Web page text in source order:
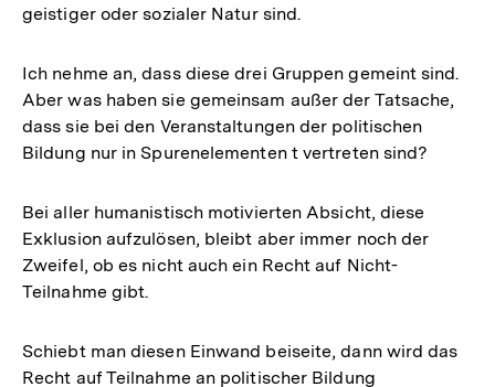
geistiger oder sozialer Natur sind.
Ich nehme an, dass diese drei Gruppen gemeint sind.
Aber was haben sie gemeinsam außer der Tatsache,
dass sie bei den Veranstaltungen der politischen
Bildung nur in Spurenelementen t vertreten sind?
Bei aller humanistisch motivierten Absicht, diese
Exklusion aufzulösen, bleibt aber immer noch der
Zweifel, ob es nicht auch ein Recht auf Nicht-
Teilnahme gibt.
Schiebt man diesen Einwand beiseite, dann wird das
Recht auf Teilnahme an politischer Bildung